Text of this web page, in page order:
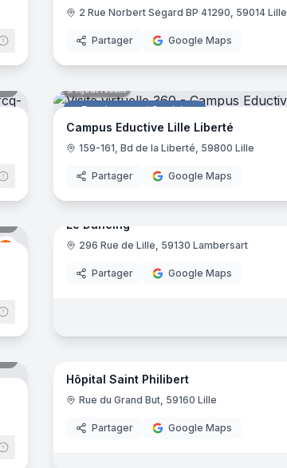
2 Rue Norbert Segard BP 41290, 59014 Lille
Partager Google Maps
Enseignement Supérieur
Ajout récent
Campus Eductive Lille Liberté
159-161, Bd de la Liberté, 59800 Lille
Partager Google Maps
Eductive Restaurant
Le Dancing
296 Rue de Lille, 59130 Lambersart
Partager Google Maps
Centre de soins médicaux
Hôpital Saint Philibert
Rue du Grand But, 59160 Lille
Partager Google Maps
26